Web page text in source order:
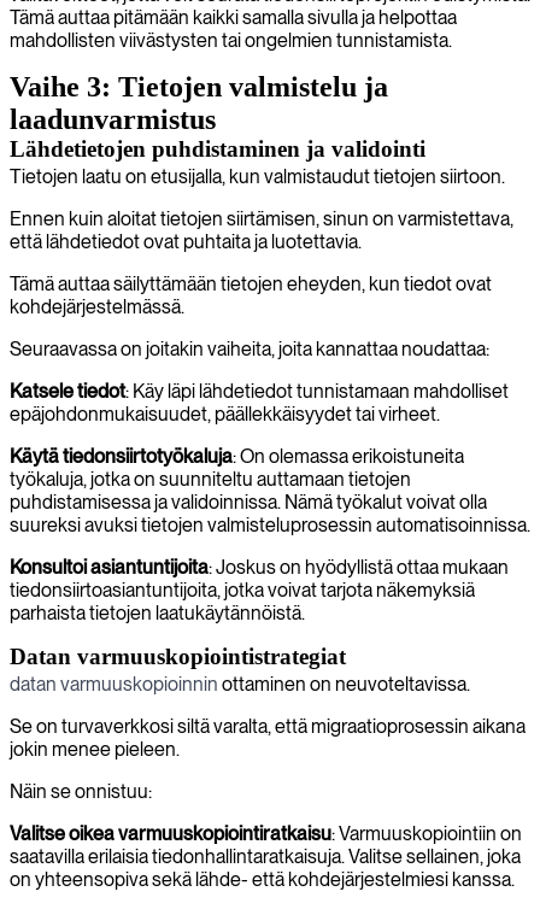
Tämä auttaa pitämään kaikki samalla sivulla ja helpottaa
mahdollisten viivästysten tai ongelmien tunnistamista.
Vaihe 3: Tietojen valmistelu ja
laadunvarmistus
Lähdetietojen puhdistaminen ja validointi
Tietojen laatu on etusijalla, kun valmistaudut tietojen siirtoon.
Ennen kuin aloitat tietojen siirtämisen, sinun on varmistettava,
että lähdetiedot ovat puhtaita ja luotettavia.
Tämä auttaa säilyttämään tietojen eheyden, kun tiedot ovat
kohdejärjestelmässä.
Seuraavassa on joitakin vaiheita, joita kannattaa noudattaa:
Katsele tiedot: Käy läpi lähdetiedot tunnistamaan mahdolliset
epäjohdonmukaisuudet, päällekkäisyydet tai virheet.
Käytä tiedonsiirtotyökaluja: On olemassa erikoistuneita
työkaluja, jotka on suunniteltu auttamaan tietojen
puhdistamisessa ja validoinnissa. Nämä työkalut voivat olla
suureksi avuksi tietojen valmisteluprosessin automatisoinnissa.
Konsultoi asiantuntijoita: Joskus on hyödyllistä ottaa mukaan
tiedonsiirtoasiantuntijoita, jotka voivat tarjota näkemyksiä
parhaista tietojen laatukäytännöistä.
Datan varmuuskopiointistrategiat
datan varmuuskopioinnin ottaminen on neuvoteltavissa.
Se on turvaverkkosi siltä varalta, että migraatioprosessin aikana
jokin menee pieleen.
Näin se onnistuu:
Valitse oikea varmuuskopiointiratkaisu: Varmuuskopiointiin on
saatavilla erilaisia tiedonhallintaratkaisuja. Valitse sellainen, joka
on yhteensopiva sekä lähde- että kohdejärjestelmiesi kanssa.